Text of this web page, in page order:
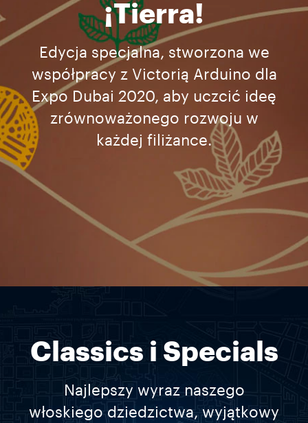
¡Tierra!
Edycja specjalna, stworzona we
współpracy z Victorią Arduino dla
Expo Dubai 2020, aby uczcić ideę
zrównoważonego rozwoju w
każdej filiżance.
Classics i Specials
Najlepszy wyraz naszego
włoskiego dziedzictwa, wyjątkowy